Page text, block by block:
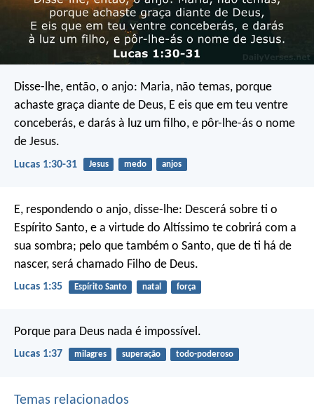
Disse-lhe, então, o anjo: Maria, não temas, porque
achaste graça diante de Deus, E eis que em teu ventre
conceberás, e darás à luz um filho, e pôr-lhe-ás o nome
de Jesus.
Lucas 1:30-31 Jesus medo anjos
E, respondendo o anjo, disse-lhe: Descerá sobre ti o
Espírito Santo, e a virtude do Altíssimo te cobrirá com a
sua sombra; pelo que também o Santo, que de ti há de
nascer, será chamado Filho de Deus.
Lucas 1:35 Espírito Santo natal força
Porque para Deus nada é impossível.
Lucas 1:37 milagres superação todo-poderoso
Temas relacionados